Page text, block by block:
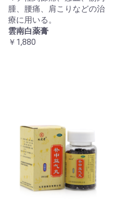
腫、腰痛、肩こりなどの治
療に用いる。
雲南白薬膏
￥1,880